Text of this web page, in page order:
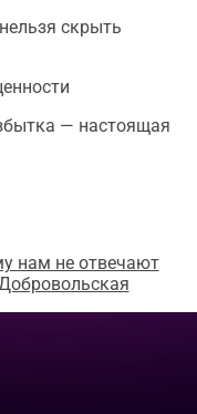
скрыть
— настоящая
нам не отвечают